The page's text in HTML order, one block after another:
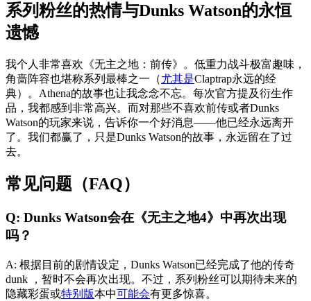
系列粉丝的热情与Dunks Watson的永恒
遗憾
我个人非常喜欢《无主之地：前传》。低重力战斗极富趣味，
角啬阵容也堪称系列最棒之一（尤其是Claptrap永远的经
典）。Athena的故事也让我念念不忘。每次官方提及衍生作
品，我都感到非常高兴。而对那些不喜欢前传或者Dunks
Watson的玩家来说，告诉你一个好消息——他已经永远离开
了。我们都赢了，只是Dunks Watson的故事，永远留在了过
去。
常见问题（FAQ）
Q: Dunks Watson会在《无主之地4》中再次出现
吗？
A: 根据目前的剧情设定，Dunks Watson已经完成了他的传奇
dunk ，暂时不会再次出现。不过，系列粉丝可以期待未来的
隐藏彩蛋或特别版本中可能会有更多惊喜。